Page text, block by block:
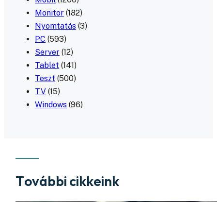
Monitor (182)
Nyomtatás (3)
PC (593)
Server (12)
Tablet (141)
Teszt (500)
TV (15)
Windows (96)
További cikkeink